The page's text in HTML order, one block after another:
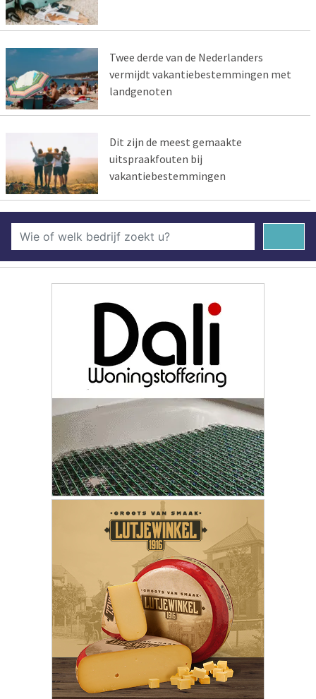
Twee derde van de Nederlanders
vermijdt vakantiebestemmingen met
landgenoten
Dit zijn de meest gemaakte
uitspraakfouten bij
vakantiebestemmingen